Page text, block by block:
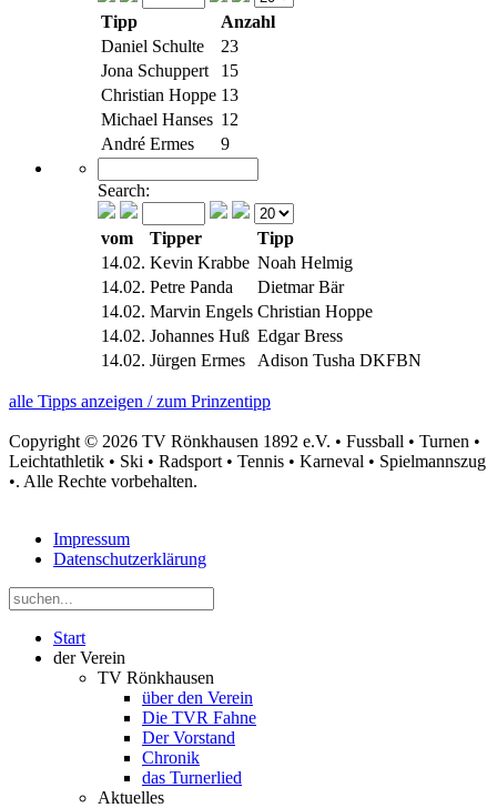
Tipp
Anzahl
Daniel Schulte
23
Jona Schuppert
15
Christian Hoppe 13
Michael Hanses 12
André Ermes
9
Search:
vom Tipper
Tipp
14.02. Kevin Krabbe Noah Helmig
14.02. Petre Panda
Dietmar Bär
14.02. Marvin Engels Christian Hoppe
14.02. Johannes Huß Edgar Bress
14.02. Jürgen Ermes Adison Tusha DKFBN
alle Tipps anzeigen / zum Prinzentipp
Copyright © 2026 TV Rönkhausen 1892 e.V. • Fussball • Turnen •
Leichtathletik • Ski • Radsport • Tennis • Karneval • Spielmannszug
•. Alle Rechte vorbehalten.
Impressum
Datenschutzerklärung
Start
der Verein
TV Rönkhausen
über den Verein
Die TVR Fahne
Der Vorstand
Chronik
das Turnerlied
Aktuelles